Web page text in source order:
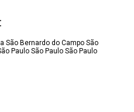
São Bernardo do Campo São
Paulo São Paulo São Paulo